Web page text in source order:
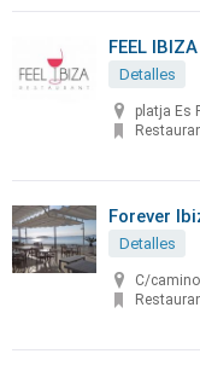
FEEL
Detalles
platja Es
Forever
Detalles
C/